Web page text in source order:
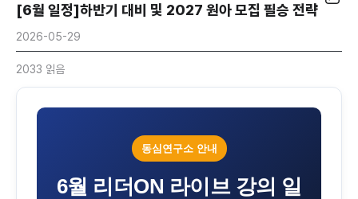
[6월 일정]하반기 대비 및 2027 원아 모집 필승 전략
2026-05-29
2033 읽음
동심연구소 안내
6월 리더ON 라이브 강의 일